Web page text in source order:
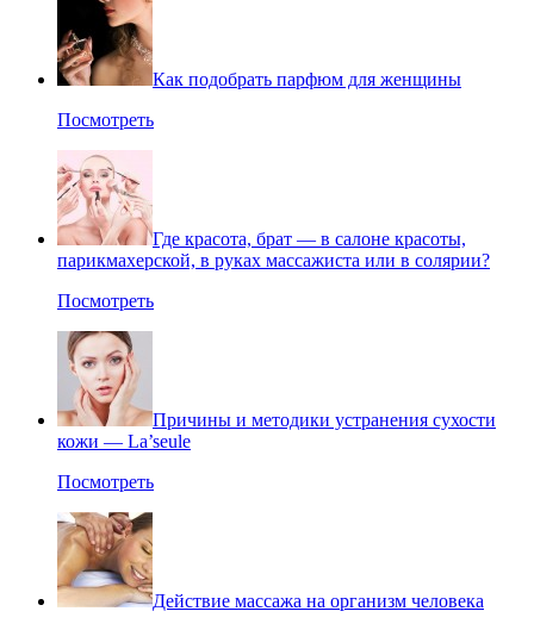
Как подобрать парфюм для женщины
Посмотреть
Где красота, брат — в салоне красоты,
парикмахерской, в руках массажиста или в солярии?
Посмотреть
Причины и методики устранения сухости
кожи — La’seule
Посмотреть
Действие массажа на организм человека